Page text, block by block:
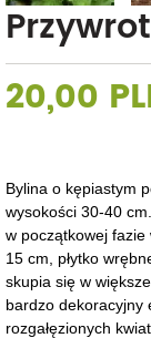
20,00
Bylina o kępiastym
wysokości 30-40
w początkowej fazie
15 cm, płytko
skupia się w
bardzo dekoracyjny
rozgałęzionych